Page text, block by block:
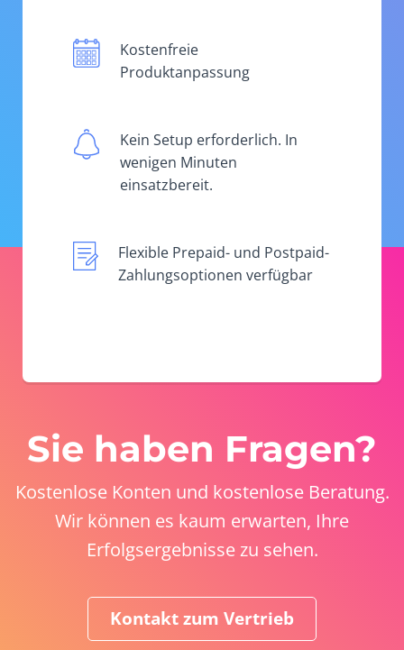
Kostenfreie
Produktanpassung
Kein Setup erforderlich. In
wenigen Minuten
einsatzbereit.
Flexible Prepaid- und Postpaid-
Zahlungsoptionen verfügbar
Sie haben Fragen?
Kostenlose Konten und kostenlose Beratung.
Wir können es kaum erwarten, Ihre
Erfolgsergebnisse zu sehen.
Kontakt zum Vertrieb